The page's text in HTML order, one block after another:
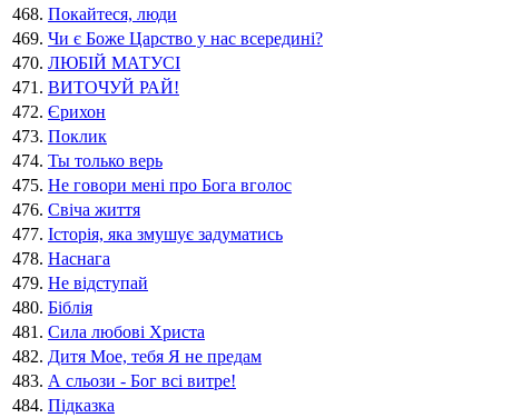
468. Покайтеся, люди
469. Чи є Боже Царство у нас всередині?
470. ЛЮБІЙ МАТУСІ
471. ВИТОЧУЙ РАЙ!
472. Єрихон
473. Поклик
474. Ты только верь
475. Не говори менi про Бога вголос
476. Свіча життя
477. Історія, яка змушує задуматись
478. Наснага
479. Не відступай
480. Біблія
481. Сила любові Христа
482. Дитя Мое, тебя Я не предам
483. А сльози - Бог всi витре!
484. Підказка